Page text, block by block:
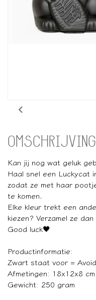
OMSCHRIJVING
Kan jij nog wat geluk
Haal snel een Luckycat
zodat ze met haar
te komen.
Elke kleur trekt een
kiezen? Verzamel ze dan
Good luck🖤
Productinformatie:
Zwart staat voor =
Afmetingen: 18x12x8 cm
Gewicht: 250 gram